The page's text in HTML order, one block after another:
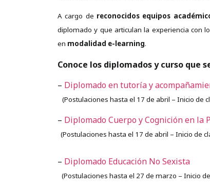
A cargo de reconocidos equipos
diplomado y que articulan la experiencia con
en modalidad e-learning.
Conoce los diplomados y curso que
– Diplomado en tutoría y
(Postulaciones hasta el 17 de abril – Inicio de
– Diplomado Cuerpo y Cognición en
(Postulaciones hasta el 17 de abril – Inicio de
– Diplomado Educación No Sexista
(Postulaciones hasta el 27 de marzo – Inicio